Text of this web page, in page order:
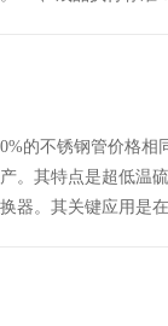
的不锈钢管价格
。其特点是超低温
器。其关键应用是